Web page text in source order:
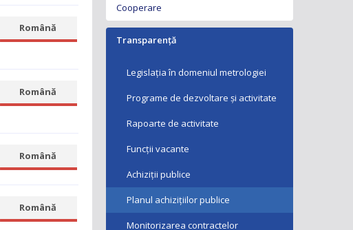
Română
Română
Română
Română
Cooperare
Transparență
Legislația în domeniul metrologiei
Programe de dezvoltare și activitate
Rapoarte de activitate
Funcții vacante
Achiziții publice
Planul achizițiilor publice
Monitorizarea contractelor